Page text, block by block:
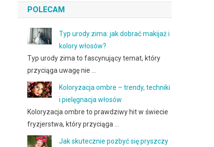
POLECAM
Typ urody zima: jak dobrać makijaż i
kolory włosów?
Typ urody zima to fascynujący temat, który
przyciąga uwagę nie …
Koloryzacja ombre – trendy, techniki
i pielęgnacja włosów
Koloryzacja ombre to prawdziwy hit w świecie
fryzjerstwa, który przyciąga …
Jak skutecznie pozbyć się pryszczy